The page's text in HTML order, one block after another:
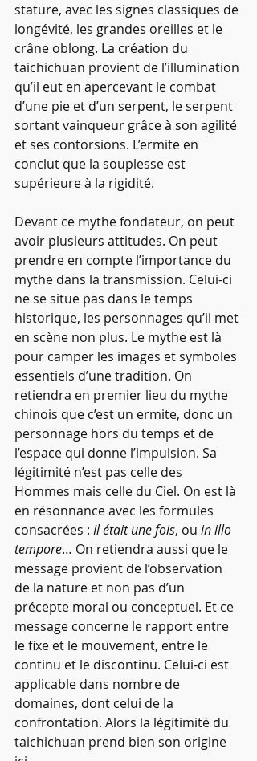
stature, avec les signes classiques de
longévité, les grandes oreilles et le
crâne oblong. La création du
taichichuan provient de l’illumination
qu’il eut en apercevant le combat
d’une pie et d’un serpent, le serpent
sortant vainqueur grâce à son agilité
et ses contorsions. L’ermite en
conclut que la souplesse est
supérieure à la rigidité.
Devant ce mythe fondateur, on peut
avoir plusieurs attitudes. On peut
prendre en compte l’importance du
mythe dans la transmission. Celui-ci
ne se situe pas dans le temps
historique, les personnages qu’il met
en scène non plus. Le mythe est là
pour camper les images et symboles
essentiels d’une tradition. On
retiendra en premier lieu du mythe
chinois que c’est un ermite, donc un
personnage hors du temps et de
l’espace qui donne l’impulsion. Sa
légitimité n’est pas celle des
Hommes mais celle du Ciel. On est là
en résonnance avec les formules
consacrées : Il était une fois, ou in illo
tempore… On retiendra aussi que le
message provient de l’observation
de la nature et non pas d’un
précepte moral ou conceptuel. Et ce
message concerne le rapport entre
le fixe et le mouvement, entre le
continu et le discontinu. Celui-ci est
applicable dans nombre de
domaines, dont celui de la
confrontation. Alors la légitimité du
taichichuan prend bien son origine